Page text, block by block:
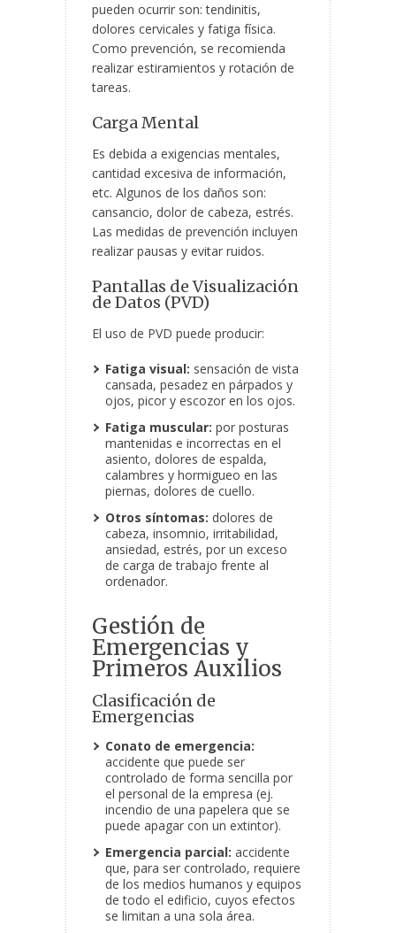
pueden ocurrir son: tendinitis,
dolores cervicales y fatiga física.
Como prevención, se recomienda
realizar estiramientos y rotación de
tareas.
Carga Mental
Es debida a exigencias mentales,
cantidad excesiva de información,
etc. Algunos de los daños son:
cansancio, dolor de cabeza, estrés.
Las medidas de prevención incluyen
realizar pausas y evitar ruidos.
Pantallas de Visualización
de Datos (PVD)
El uso de PVD puede producir:
Fatiga visual: sensación de vista
cansada, pesadez en párpados y
ojos, picor y escozor en los ojos.
Fatiga muscular: por posturas
mantenidas e incorrectas en el
asiento, dolores de espalda,
calambres y hormigueo en las
piernas, dolores de cuello.
Otros síntomas: dolores de
cabeza, insomnio, irritabilidad,
ansiedad, estrés, por un exceso
de carga de trabajo frente al
ordenador.
Gestión de
Emergencias y
Primeros Auxilios
Clasificación de
Emergencias
Conato de emergencia:
accidente que puede ser
controlado de forma sencilla por
el personal de la empresa (ej.
incendio de una papelera que se
puede apagar con un extintor).
Emergencia parcial: accidente
que, para ser controlado, requiere
de los medios humanos y equipos
de todo el edificio, cuyos efectos
se limitan a una sola área.